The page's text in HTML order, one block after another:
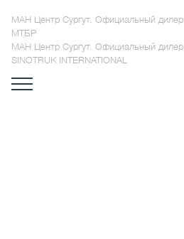
МАН Центр Сургут. Официальный дилер
МТБР
МАН Центр Сургут. Официальный дилер
SINOTRUK INTERNATIONAL